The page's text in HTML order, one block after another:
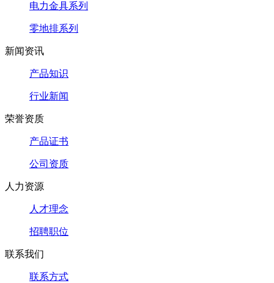
电力金具系列
零地排系列
新闻资讯
产品知识
行业新闻
荣誉资质
产品证书
公司资质
人力资源
人才理念
招聘职位
联系我们
联系方式